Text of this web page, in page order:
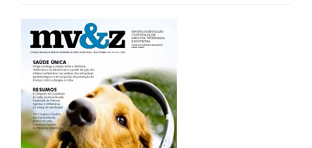
Barra
lateral
de
artigos